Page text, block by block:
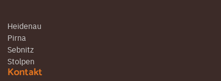
Heidenau
Pirna
Sebnitz
Stolpen
Kontakt